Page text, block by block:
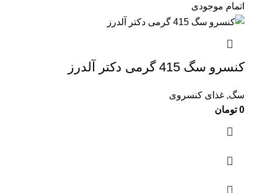
اتمام موجودی
کنسرو سگ 415 گرمی دکتر آلدرز
سگ, غذای کنسروی
0 تومان